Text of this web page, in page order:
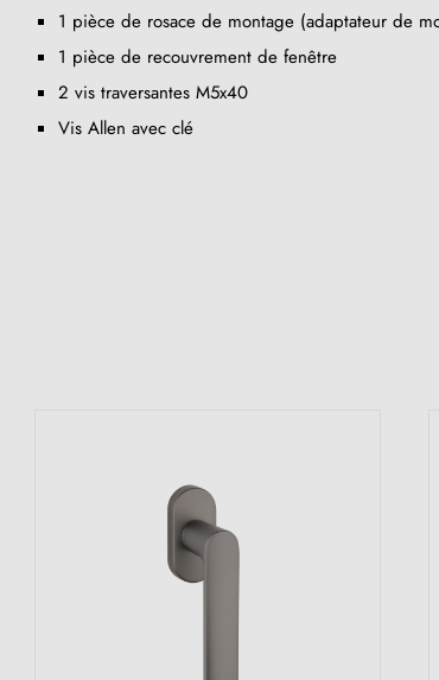
1 pièce de rosace de montage (adaptateur de
1 pièce de recouvrement de fenêtre
2 vis traversantes M5x40
Vis Allen avec clé